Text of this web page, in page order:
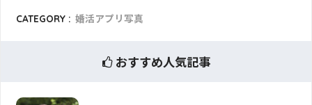
CATEGORY : 婚活アプリ写真
おすすめ人気記事